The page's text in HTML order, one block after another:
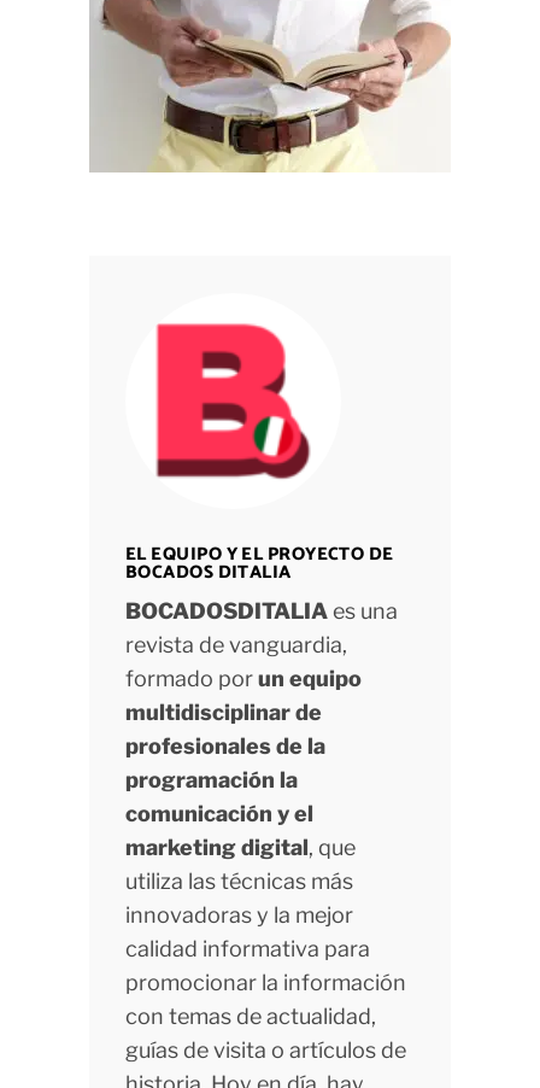
EL EQUIPO Y EL PROYECTO DE
BOCADOS DITALIA
BOCADOSDITALIAes una
revista de vanguardia,
formado porun equipo
multidisciplinar de
profesionales de la
programación la
comunicación y el
marketing digital, que
utiliza las técnicas más
innovadoras y la mejor
calidad informativa para
promocionar la información
con temas de actualidad,
guías de visita o artículos de